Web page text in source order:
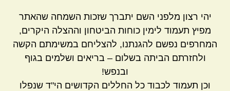
יהי רצון מלפני השם יתברך שזכות השמחה שהאתר
מפיץ תעמוד לימין כוחות הביטחון וההצלה היקרים,
המחרפים נפשם להגנתנו, להצליחם במשימתם הקשה
ולחזרתם הביתה בשלום – בריאים ושלמים בגוף
ובנפש!
וכן תעמוד לכבוד כל החללים הקדושים הי"ד שנפלו